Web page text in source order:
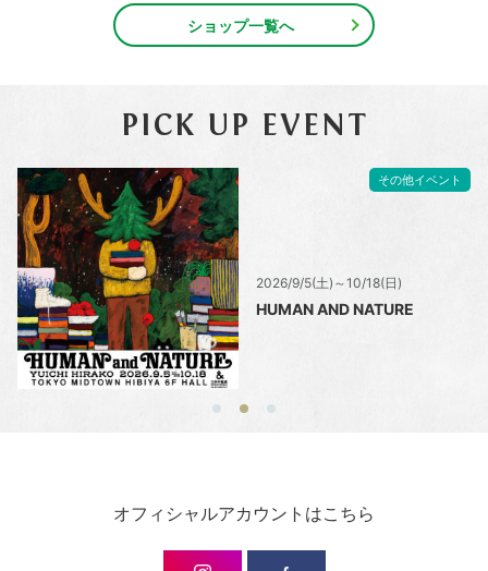
ショップ一覧へ
PICK UP EVENT
2026/9/5(土)～10/18(日)
HUMAN AND NATURE
その他イベント
オフィシャルアカウントはこちら